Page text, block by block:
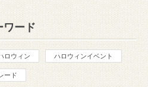
ワード
ロウィン ハロウィンイベント
ード